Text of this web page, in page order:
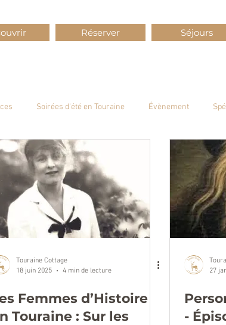
Réserver Séjours
Soirées d'été en Touraine Évènement
Maisons de Vacances Gites Touraine Cottage
Touraine Cottage
18 juin 2025
4 min de lecture
Femmes d’Histoire
Touraine : Sur les
27
-